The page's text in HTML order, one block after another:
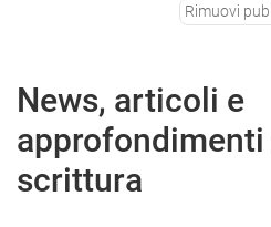
Rimuovi
News, articoli e
scrittura